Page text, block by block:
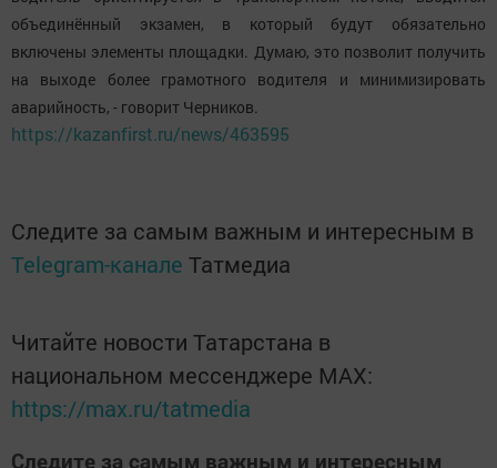
объединённый экзамен, в который будут обязательно
включены элементы площадки. Думаю, это позволит получить
на выходе более грамотного водителя и минимизировать
аварийность, - говорит Черников.
https://kazanfirst.ru/news/463595
Следите за самым важным и интересным в
Telegram-канале Татмедиа
Читайте новости Татарстана в
национальном мессенджере MАХ:
https://max.ru/tatmedia
Следите за самым важным и интересным